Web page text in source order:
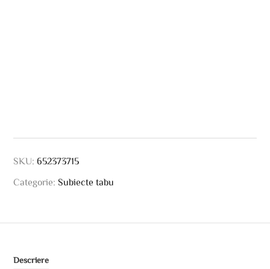
SKU:652373715
Categorie:Subiecte tabu
Descriere